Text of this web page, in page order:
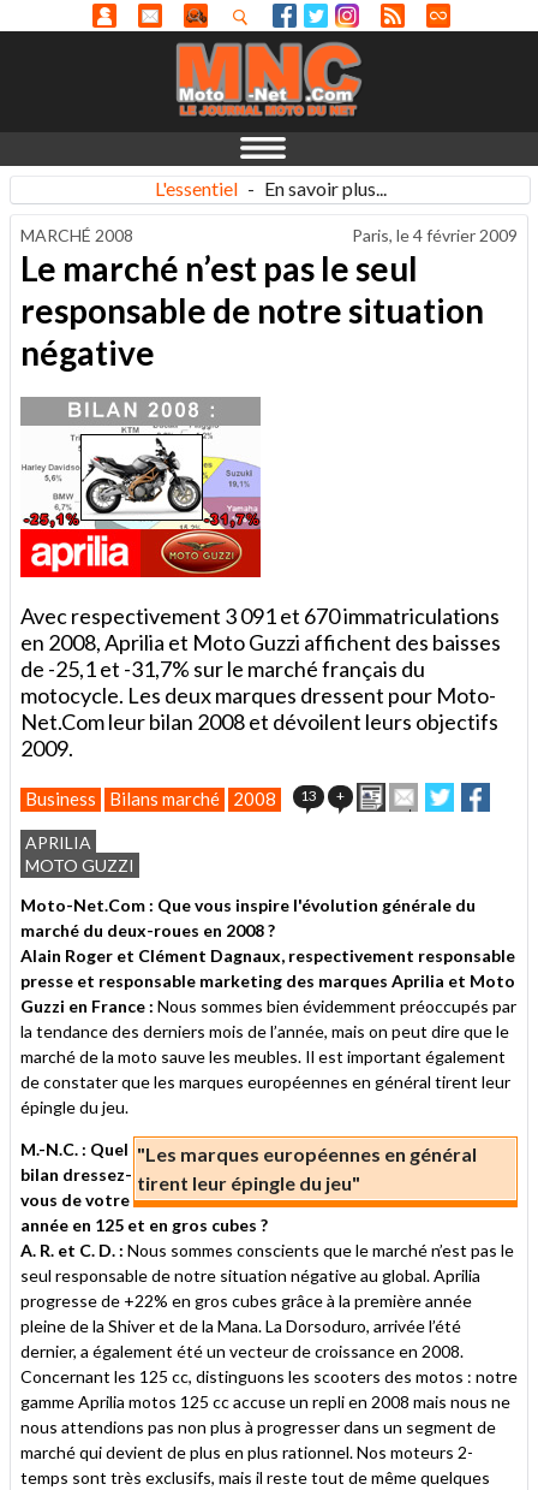
L'essentiel - En savoir plus...
MARCHÉ 2008 Paris, le4 février 2009
Le marché n’est pas le seul
responsable de notre situation
négative
Avec respectivement 3 091 et 670 immatriculations
en 2008, Aprilia et Moto Guzzi affichent des baisses
de -25,1 et -31,7% sur le marché français du
motocycle. Les deux marques dressent pour Moto-
Net.Com leur bilan 2008 et dévoilent leurs objectifs
2009.
Business Bilans marché 2008 13 + ImprimerEnvoyer
cet
ami
Partager
sur
sur
APRILIA
MOTO GUZZI
Moto-Net.Com : Que vous inspire l'évolution générale du
marché du deux-roues en 2008 ?
Alain Roger et Clément Dagnaux, respectivement responsable
presse et responsable marketing des marques Aprilia et Moto
Guzzi en France : Nous sommes bien évidemment préoccupés par
la tendance des derniers mois de l’année, mais on peut dire que le
marché de la moto sauve les meubles. Il est important également
de constater que les marques européennes en général tirent leur
épingle du jeu.
"Les marques européennes en général
tirent leur épingle du jeu"
M.-N.C. : Quel
bilan dressez-
vous de votre
année en 125 et en gros cubes ?
A. R. et C. D. : Nous sommes conscients que le marché n’est pas le
seul responsable de notre situation négative au global. Aprilia
progresse de +22% en gros cubes grâce à la première année
pleine de la Shiver et de la Mana. La Dorsoduro, arrivée l’été
dernier, a également été un vecteur de croissance en 2008.
Concernant les 125 cc, distinguons les scooters des motos : notre
gamme Aprilia motos 125 cc accuse un repli en 2008 mais nous ne
nous attendions pas non plus à progresser dans un segment de
marché qui devient de plus en plus rationnel. Nos moteurs 2-
temps sont très exclusifs, mais il reste tout de même quelques